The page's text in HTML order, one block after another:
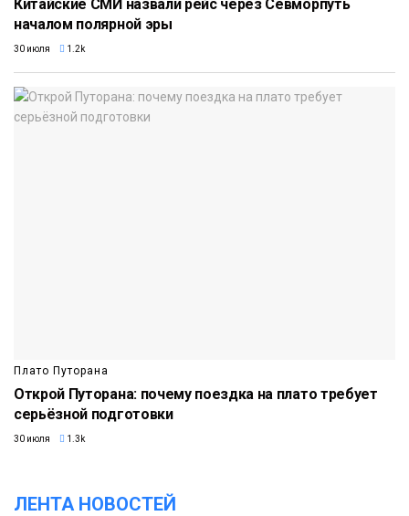
Китайские СМИ назвали рейс через Севморпуть
началом полярной эры
30 июля 1.2k
Плато Путорана
Открой Путорана: почему поездка на плато требует
серьёзной подготовки
30 июля 1.3k
ЛЕНТА НОВОСТЕЙ